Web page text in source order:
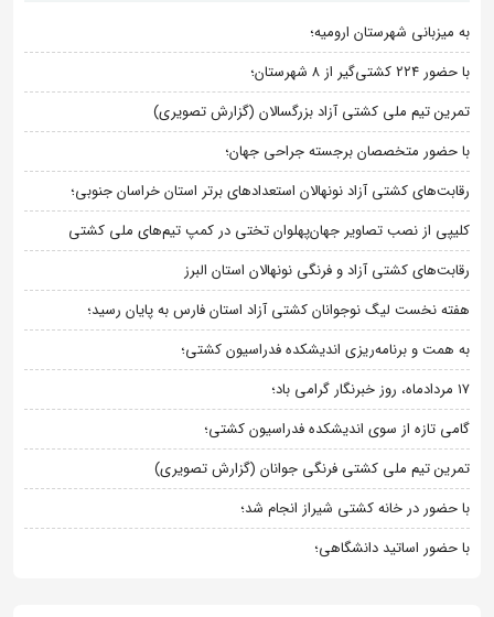
به میزبانی شهرستان ارومیه؛
با حضور ۲۲۴ کشتی‌گیر از ۸ شهرستان؛
تمرین تیم ملی کشتی آزاد بزرگسالان (گزارش تصویری)
با حضور متخصصان برجسته جراحی جهان؛
رقابت‌های کشتی آزاد نونهالان استعدادهای برتر استان خراسان جنوبی؛
کلیپی از نصب تصاویر جهان‌پهلوان تختی در کمپ تیم‌های ملی کشتی
رقابت‌های کشتی آزاد و فرنگی نونهالان استان البرز
هفته نخست لیگ نوجوانان کشتی آزاد استان فارس به پایان رسید؛
به همت و برنامه‌ریزی اندیشکده فدراسیون کشتی؛
۱۷ مردادماه، روز خبرنگار گرامی باد؛
گامی تازه از سوی اندیشکده فدراسیون کشتی؛
تمرین تیم ملی کشتی فرنگی جوانان (گزارش تصویری)
با حضور در خانه کشتی شیراز انجام شد؛
با حضور اساتید دانشگاهی؛